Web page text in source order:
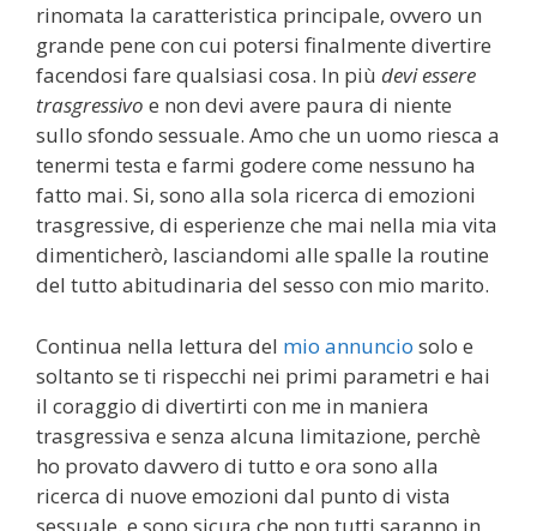
rinomata la caratteristica principale, ovvero un
grande pene con cui potersi finalmente divertire
facendosi fare qualsiasi cosa. In più devi essere
trasgressivo e non devi avere paura di niente
sullo sfondo sessuale. Amo che un uomo riesca a
tenermi testa e farmi godere come nessuno ha
fatto mai. Si, sono alla sola ricerca di emozioni
trasgressive, di esperienze che mai nella mia vita
dimenticherò, lasciandomi alle spalle la routine
del tutto abitudinaria del sesso con mio marito.
Continua nella lettura del mio annuncio solo e
soltanto se ti rispecchi nei primi parametri e hai
il coraggio di divertirti con me in maniera
trasgressiva e senza alcuna limitazione, perchè
ho provato davvero di tutto e ora sono alla
ricerca di nuove emozioni dal punto di vista
sessuale, e sono sicura che non tutti saranno in